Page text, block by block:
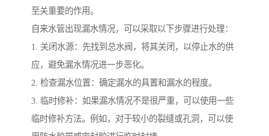
至关重要的作用。
自来水管出现漏水情况，可以采取以下步骤进行处理：
1. 关闭水源：先找到总水阀，将其关闭，以停止水的供
应，避免漏水情况进一步恶化。
2. 检查漏水位置：确定漏水的具置和漏水的程度。
3. 临时修补：如果漏水情况不是很严重，可以使用一些
临时修补方法。例如，对于较小的裂缝或孔洞，可以使